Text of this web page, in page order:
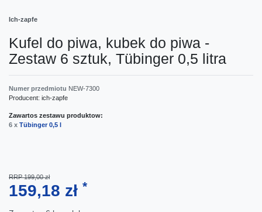
Ich-zapfe
Kufel do piwa, kubek do piwa -
Zestaw 6 sztuk, Tübinger 0,5 litra
Numer przedmiotu NEW-7300
Producent: ich-zapfe
Zawartos zestawu produktow:
6 x Tübinger 0,5 l
RRP 199,00 zł
159,18 zł *